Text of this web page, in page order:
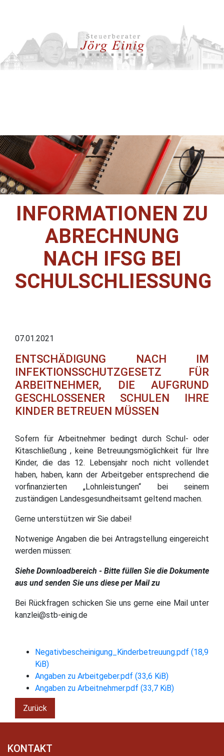
INFORMATIONEN ZU
ABRECHNUNG
NACH IFSG BEI
SCHULSCHLIESSUNG
07.01.2021
ENTSCHÄDIGUNG NACH IM
INFEKTIONSSCHUTZGESETZ FÜR
ARBEITNEHMER, DIE AUFGRUND
GESCHLOSSENER SCHULEN IHRE
KINDER BETREUEN MÜSSEN
Sofern für Arbeitnehmer bedingt durch Schul- oder
Kitaschließung , keine Betreuungsmöglichkeit für Ihre
Kinder, die das 12. Lebensjahr noch nicht vollendet
haben, haben, kann der Arbeitgeber entsprechend die
vorfinanzierten „Lohnleistungen“ bei seinem
zuständigen Landesgesundheitsamt geltend machen.
Gerne unterstützen wir Sie dabei!
Notwenige Angaben die bei Antragstellung eingereicht
werden müssen:
Siehe Downloadbereich - Bitte füllen Sie die Dokumente
aus und senden Sie uns diese per Mail zu
Bei Rückfragen schicken Sie uns gerne eine Mail unter
kanzlei@stb-einig.de
Negativbescheinigung_Kinderbetreuung.pdf (18,9
KiB)
Angaben zu Arbeitgeber.pdf (33,6 KiB)
Angaben zu Arbeitnehmer.pdf (33,7 KiB)
Zurück
KONTAKT